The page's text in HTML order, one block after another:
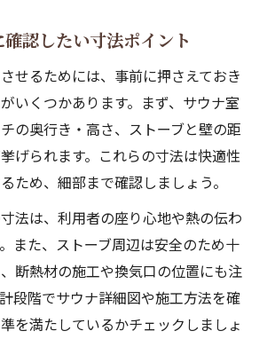
認したい寸法ポイント
せるためには、事前に押さえておき
いくつかあります。まず、サウナ室
の奥行き・高さ、ストーブと壁の距
げられます。これらの寸法は快適性
ため、細部まで確認しましょう。
法は、利用者の座り心地や熱の伝わ
また、ストーブ周辺は安全のため十
断熱材の施工や換気口の位置にも注
段階でサウナ詳細図や施工方法を確
を満たしているかチェックしましょ